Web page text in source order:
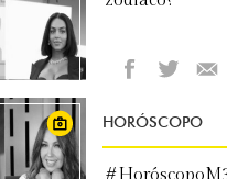
HORÓSCOPO